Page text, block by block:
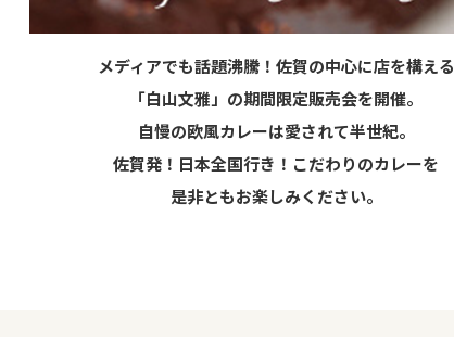
メディアでも話題沸騰！佐賀の中心に店を構える
「白山文雅」の期間限定販売会を開催。
自慢の欧風カレーは愛されて半世紀。
佐賀発！日本全国行き！こだわりのカレーを
是非ともお楽しみください。